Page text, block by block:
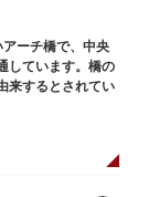
ーチ橋で、中央
しています。橋の
来するとされてい